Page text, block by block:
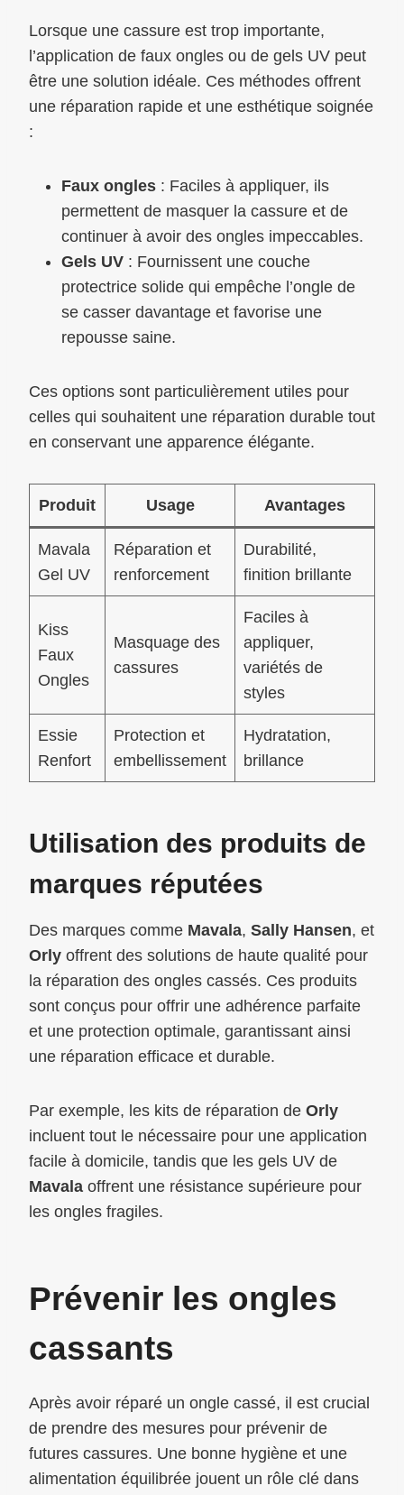
Lorsque une cassure est trop importante,
l’application de faux ongles ou de gels UV peut
être une solution idéale. Ces méthodes offrent
une réparation rapide et une esthétique soignée
:
Faux ongles : Faciles à appliquer, ils
permettent de masquer la cassure et de
continuer à avoir des ongles impeccables.
Gels UV : Fournissent une couche
protectrice solide qui empêche l’ongle de
se casser davantage et favorise une
repousse saine.
Ces options sont particulièrement utiles pour
celles qui souhaitent une réparation durable tout
en conservant une apparence élégante.
Produit Usage Avantages
Mavala
Gel UV
Réparation et
renforcement
Durabilité,
finition brillante
Kiss
Faux
Ongles
Masquage des
cassures
Faciles à
appliquer,
variétés de
styles
Essie
Renfort
Protection et
embellissement
Hydratation,
brillance
Utilisation des produits de
marques réputées
Des marques comme Mavala, Sally Hansen, et
Orly offrent des solutions de haute qualité pour
la réparation des ongles cassés. Ces produits
sont conçus pour offrir une adhérence parfaite
et une protection optimale, garantissant ainsi
une réparation efficace et durable.
Par exemple, les kits de réparation de Orly
incluent tout le nécessaire pour une application
facile à domicile, tandis que les gels UV de
Mavala offrent une résistance supérieure pour
les ongles fragiles.
Prévenir les ongles
cassants
Après avoir réparé un ongle cassé, il est crucial
de prendre des mesures pour prévenir de
futures cassures. Une bonne hygiène et une
alimentation équilibrée jouent un rôle clé dans